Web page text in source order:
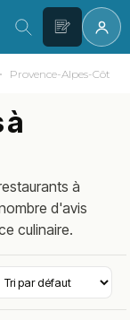
Provence-Alpes-Côte
à
à
d'avis
culinaire.